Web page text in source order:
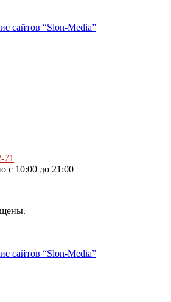
сайтов “Slon-Media”
71
с 10:00 до 21:00
сайтов “Slon-Media”